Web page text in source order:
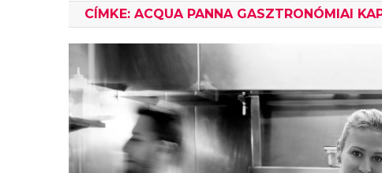
CÍMKE: ACQUA PANNA GASZTRONÓMIAI